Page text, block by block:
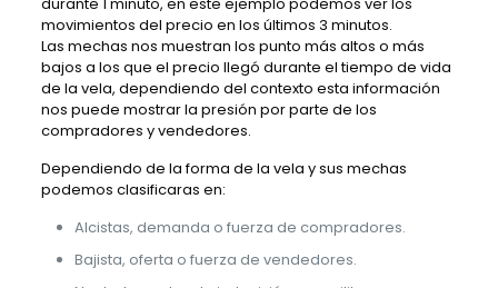
movimientos del precio en los últimos 3 minutos.
Las mechas nos muestran los punto más altos o más
bajos a los que el precio llegó durante el tiempo de vida
de la vela, dependiendo del contexto esta información
nos puede mostrar la presión por parte de los
compradores y vendedores.
Dependiendo de la forma de la vela y sus mechas
podemos clasificaras en:
Alcistas, demanda o fuerza de compradores.
Bajista, oferta o fuerza de vendedores.